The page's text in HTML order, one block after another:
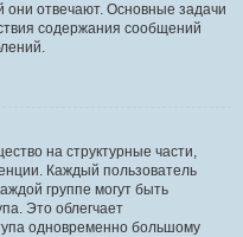
отвечают. Основные задачи
содержания сообщений
на структурные части,
Каждый пользователь
группе могут быть
Это облегчает
одновременно большому